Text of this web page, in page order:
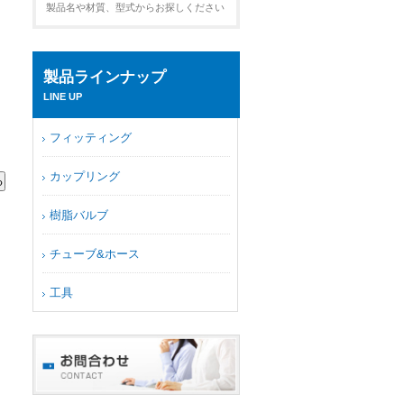
製品名や材質、型式からお探しください
製品ラインナップ
LINE UP
フィッティング
カップリング
樹脂バルブ
チューブ&ホース
工具